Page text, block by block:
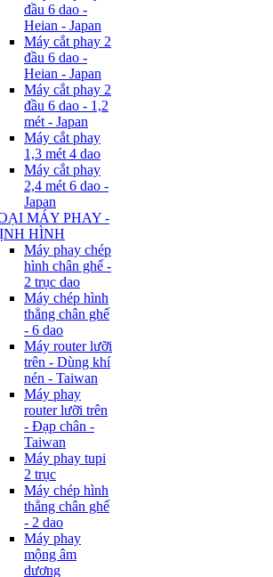
đầu 6 dao -
Heian - Japan
Máy cắt phay 2
đầu 6 dao -
Heian - Japan
Máy cắt phay 2
đầu 6 dao - 1,2
mét - Japan
Máy cắt phay
1,3 mét 4 dao
Máy cắt phay
2,4 mét 6 dao -
Japan
MÁY PHAY -
HÌNH
Máy phay chép
hình chân ghế -
2 trục dao
Máy chép hình
thẳng chân ghế
- 6 dao
Máy router lưỡi
trên - Dùng khí
nén - Taiwan
Máy phay
router lưỡi trên
- Đạp chân -
Taiwan
Máy phay tupi
2 trục
Máy chép hình
thẳng chân ghế
- 2 dao
Máy phay
mộng âm
dương